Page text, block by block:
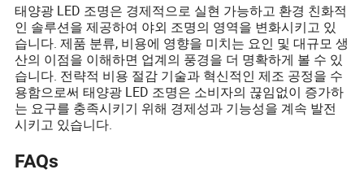
태양광 LED 조명은 경제적으로 실현 가능하고 환경 친화적
인 솔루션을 제공하여 야외 조명의 영역을 변화시키고 있
습니다. 제품 분류, 비용에 영향을 미치는 요인 및 대규모 생
산의 이점을 이해하면 업계의 풍경을 더 명확하게 볼 수 있
습니다. 전략적 비용 절감 기술과 혁신적인 제조 공정을 수
용함으로써 태양광 LED 조명은 소비자의 끊임없이 증가하
는 요구를 충족시키기 위해 경제성과 기능성을 계속 발전
시키고 있습니다.
FAQs